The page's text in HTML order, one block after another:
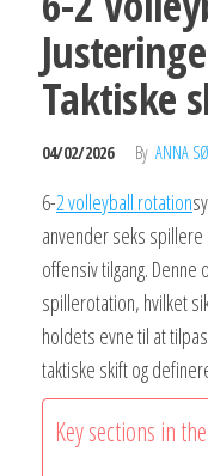
Taktiske
04/02/2026 By ANNA
6-2 volleyball rotation
anvender seks
offensiv tilgang.
spillerotation, hvilket
holdets evne til at
taktiske skift og
Key sections in